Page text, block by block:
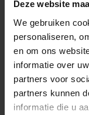
Deze website
We gebruiken
personaliseren,
en om ons
informatie over
partners voor
partners kunnen
informatie die u
Accessoires
Stationaire RVS
Verrijdbare RVS
Klik hier voor de
Branches
Solutions
RVS
Medische
Septodry
Metro
Zarges
Ons team
Klantcases
Vacatures